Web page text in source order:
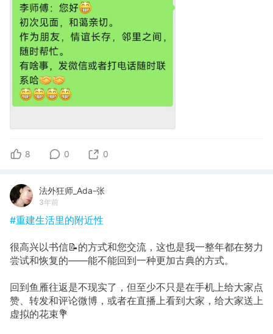
8 0 0
法外狂师_Ada-张
3年前
#重建生活里的附近性
很高兴以书信📝的方式和您交流，这也是我一整年都在努力
尝试和恢复的——能不能回到一种更加古典的方式。
回到鱼雁往返是不现实了，但至少不只是在手机上给大家点
赞、转发和评论微博，或者在直播上看到大家，给大家送上
虚拟的花束💐